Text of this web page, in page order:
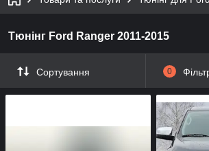
Тюнінг Ford Ranger 2011-2015
Сортування 0